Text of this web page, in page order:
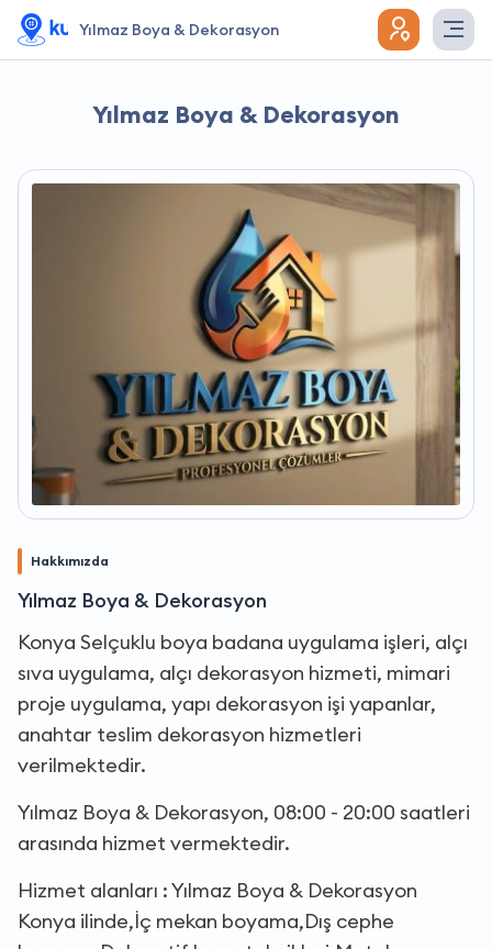
Yılmaz Boya & Dekorasyon
Yılmaz Boya & Dekorasyon
Hakkımızda
Yılmaz Boya & Dekorasyon
Konya Selçuklu boya badana uygulama işleri, alçı
sıva uygulama, alçı dekorasyon hizmeti, mimari
proje uygulama, yapı dekorasyon işi yapanlar,
anahtar teslim dekorasyon hizmetleri
verilmektedir.
Yılmaz Boya & Dekorasyon, 08:00 - 20:00 saatleri
arasında hizmet vermektedir.
Hizmet alanları : Yılmaz Boya & Dekorasyon
Konya ilinde,İç mekan boyama,Dış cephe